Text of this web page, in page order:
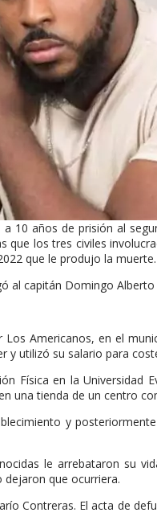
10 años de prisión al
que los tres civiles
que le produjo la muerte.
al capitán Domingo
Americanos, en el
y utilizó su salario para
Física en la Universidad
una tienda de un centro
y
le arrebataron su
que ocurriera.
Contreras. El acta de